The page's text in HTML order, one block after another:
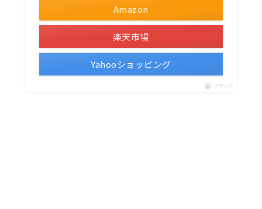
Amazon
楽天市場
Yahooショッピング
ポチップ